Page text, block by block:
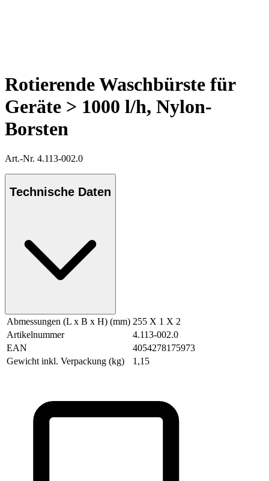
Rotierende Waschbürste für
Geräte > 1000 l/h, Nylon-
Borsten
Art.-Nr. 4.113-002.0
Technische Daten
Abmessungen (L x B x H) (mm) 255 X 1 X 2
Artikelnummer
4.113-002.0
EAN
4054278175973
Gewicht inkl. Verpackung (kg)
1,15